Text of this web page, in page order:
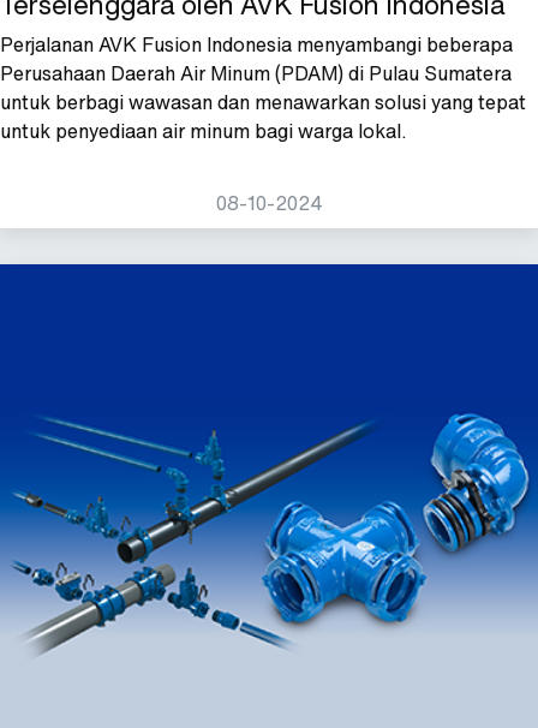
Perjalanan AVK Fusion Indonesia menyambangi beberapa
Perusahaan Daerah Air Minum (PDAM) di Pulau Sumatera
untuk berbagi wawasan dan menawarkan solusi yang tepat
untuk penyediaan air minum bagi warga lokal.
08-10-2024